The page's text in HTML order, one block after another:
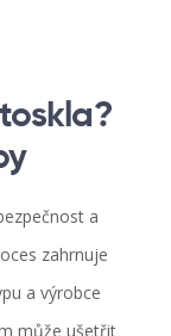
a
zahrnuje
a výrobce
může ušetřit